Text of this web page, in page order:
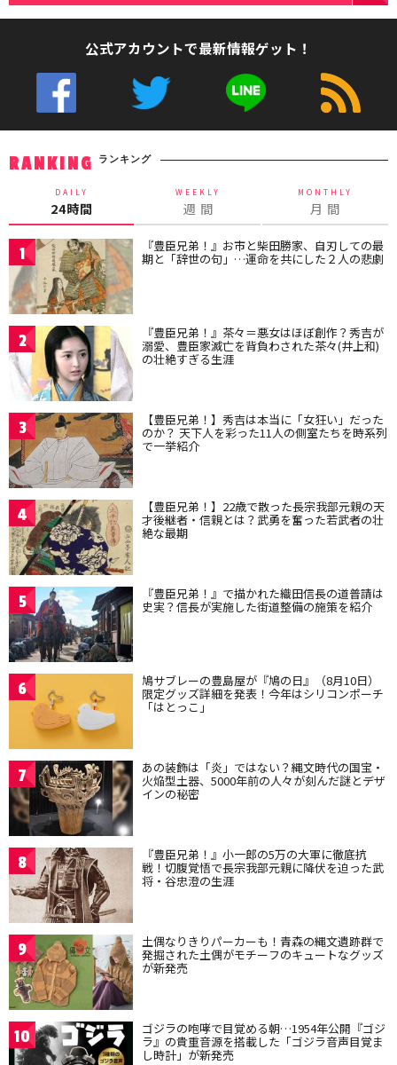
公式アカウントで最新情報ゲット！
RANKING ランキング
DAILY
24時間
WEEKLY
週 間
MONTHLY
月 間
1 『豊臣兄弟！』お市と柴田勝家、自刃しての最
期と「辞世の句」…運命を共にした２人の悲劇
2 『豊臣兄弟！』茶々＝悪女はほぼ創作？秀吉が
溺愛、豊臣家滅亡を背負わされた茶々(井上和)
の壮絶すぎる生涯
3 【豊臣兄弟！】秀吉は本当に「女狂い」だった
のか？ 天下人を彩った11人の側室たちを時系列
で一挙紹介
4 【豊臣兄弟！】22歳で散った長宗我部元親の天
才後継者・信親とは？武勇を奮った若武者の壮
絶な最期
5 『豊臣兄弟！』で描かれた織田信長の道普請は
史実？信長が実施した街道整備の施策を紹介
6 鳩サブレーの豊島屋が『鳩の日』（8月10日）
限定グッズ詳細を発表！今年はシリコンポーチ
「はとっこ」
7 あの装飾は「炎」ではない？縄文時代の国宝・
火焔型土器、5000年前の人々が刻んだ謎とデザ
インの秘密
8 『豊臣兄弟！』小一郎の5万の大軍に徹底抗
戦！切腹覚悟で長宗我部元親に降伏を迫った武
将・谷忠澄の生涯
9 土偶なりきりパーカーも！青森の縄文遺跡群で
発掘された土偶がモチーフのキュートなグッズ
が新発売
10 ゴジラの咆哮で目覚める朝…1954年公開『ゴジ
ラ』の貴重音源を搭載した「ゴジラ音声目覚ま
し時計」が新発売